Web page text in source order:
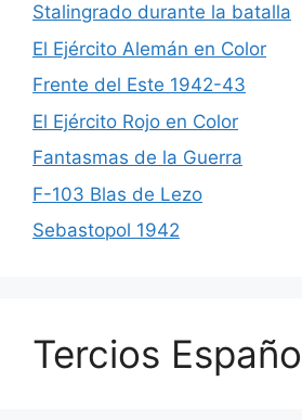
Stalingrado durante la batalla
El Ejército Alemán en Color
Frente del Este 1942-43
El Ejército Rojo en Color
Fantasmas de la Guerra
F-103 Blas de Lezo
Sebastopol 1942
Tercios